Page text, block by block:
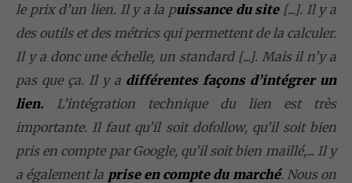
le prix d’un lien. Il y a la puissance du site[...]. Il y a
des outils et des métrics qui permettent de la calculer.
Il y a donc une échelle, un standard [...]. Mais il n’y a
pas que ça. Il y a différentes façons d’intégrer un
lien. L’intégration technique du lien est très
importante. Il faut qu’il soit dofollow, qu’il soit bien
pris en compte par Google, qu’il soit bien maillé,... Il y
a également la prise en compte du marché. Nous on